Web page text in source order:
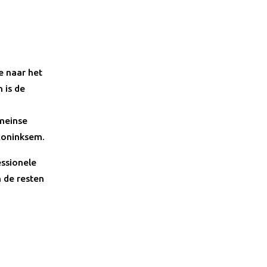
naar het
is de
de resten